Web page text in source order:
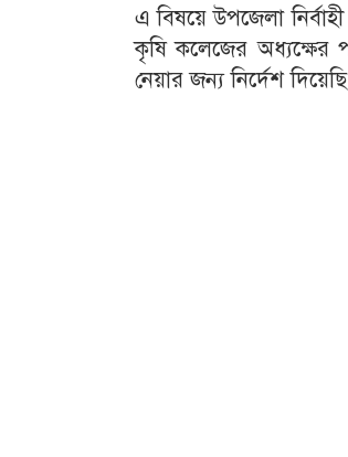
এ বিষয়ে উপজেলা
কৃষি কলেজের অধ্যক্ষের
নেয়ার জন্য নির্দেশ